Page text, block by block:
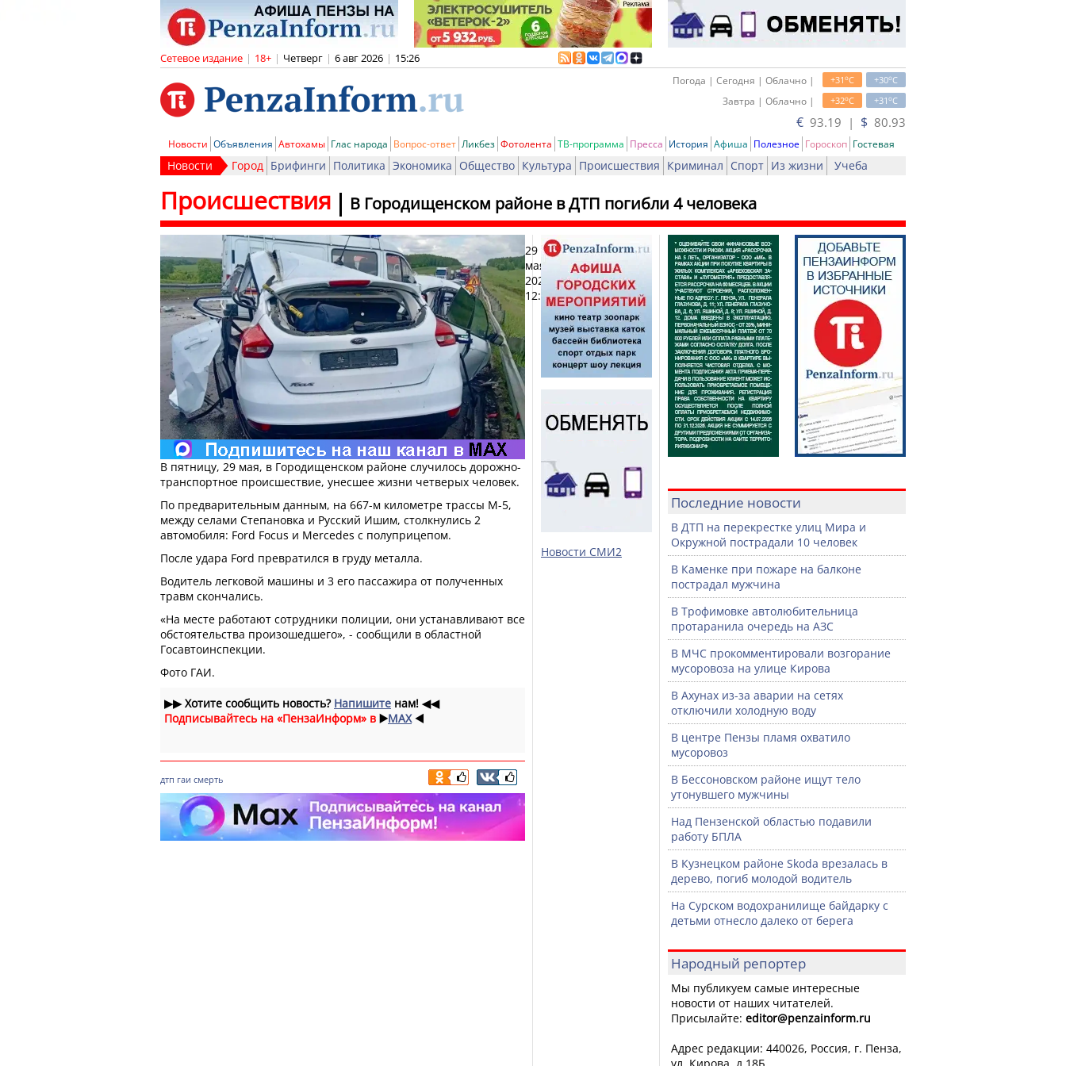
Сетевое издание | 18+ | Четверг | 6 авг 2026 | 15:26
+30oC
+31oC
Погода | Сегодня | Облачно |
+31oC
+32oC
Завтра | Облачно |
€ 93.19 | $ 80.93
Новости Объявления Автохамы Глас народа Вопрос-ответ Ликбез Фотолента ТВ-программа Пресса История Афиша Полезное Гороскоп Гостевая
Новости Город Брифинги Политика Экономика Общество Культура Происшествия Криминал Спорт Из жизни Учеба
В Городищенском районе в ДТП погибли 4 человека
Происшествия
29
мая
2026,
12:13
Печать
В пятницу, 29 мая, в Городищенском районе случилось дорожно-
транспортное происшествие, унесшее жизни четверых человек.
По предварительным данным, на 667-м километре трассы М-5,
между селами Степановка и Русский Ишим, столкнулись 2
автомобиля: Ford Focus и Mercedes с полуприцепом.
После удара Ford превратился в груду металла.
Водитель легковой машины и 3 его пассажира от полученных
травм скончались.
«На месте работают сотрудники полиции, они устанавливают все
обстоятельства произошедшего», - сообщили в областной
Госавтоинспекции.
Фото ГАИ.
▶▶Хотите сообщить новость? Напишите нам! ◀◀
Подписывайтесь на «ПензаИнформ» в ▶️MAX ◀️
дтп гаи смерть
Новости СМИ2
Последние новости
В ДТП на перекрестке улиц Мира и
Окружной пострадали 10 человек
В Каменке при пожаре на балконе
пострадал мужчина
В Трофимовке автолюбительница
протаранила очередь на АЗС
В МЧС прокомментировали возгорание
мусоровоза на улице Кирова
В Ахунах из-за аварии на сетях
отключили холодную воду
В центре Пензы пламя охватило
мусоровоз
В Бессоновском районе ищут тело
утонувшего мужчины
Над Пензенской областью подавили
работу БПЛА
В Кузнецком районе Skoda врезалась в
дерево, погиб молодой водитель
На Сурском водохранилище байдарку с
детьми отнесло далеко от берега
Народный репортер
Мы публикуем самые интересные
новости от наших читателей.
Присылайте: editor@penzainform.ru
Адрес редакции: 440026, Россия, г. Пенза,